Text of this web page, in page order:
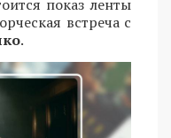
показ ленты
встреча с
.